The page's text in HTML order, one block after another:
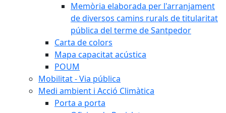
Memòria elaborada per l'arranjament
de diversos camins rurals de titularitat
pública del terme de Santpedor
Carta de colors
Mapa capacitat acústica
POUM
Mobilitat - Via pública
Medi ambient i Acció Climàtica
Porta a porta